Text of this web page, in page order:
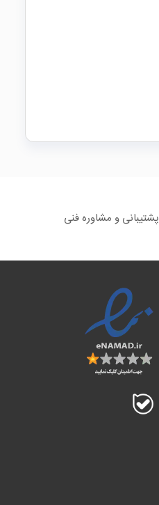
پشتیبانی و مشاوره فنی
تلگرام